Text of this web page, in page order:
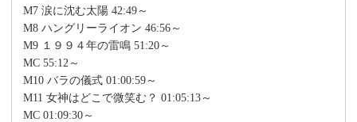
M7 涙に沈む太陽 42:49～
M8 ハングリーライオン 46:56～
M9 １９９４年の雷鳴 51:20～
MC 55:12～
M10 バラの儀式 01:00:59～
M11 女神はどこで微笑む？ 01:05:13～
MC 01:09:30～